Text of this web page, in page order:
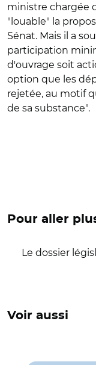
ministre chargée
"louable" la
Sénat. Mais il a
participation
d'ouvrage soit
option que les
rejetée, au motif
de sa substance".
Pour aller
Le dossier
Voir aussi